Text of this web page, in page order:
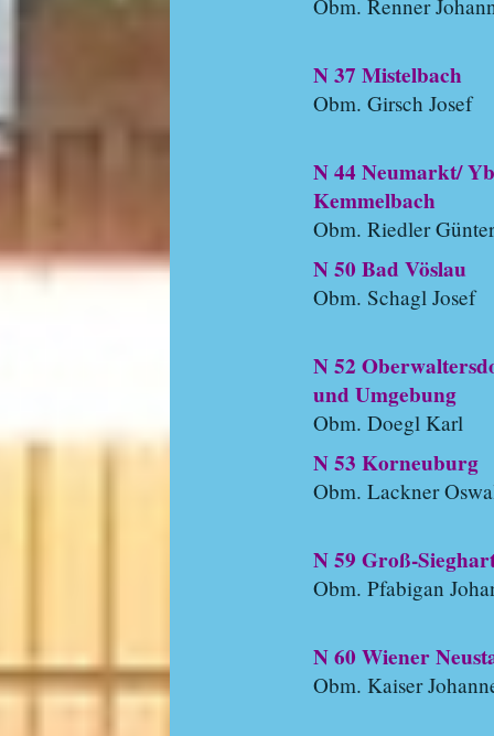
Obm. Renner
N 37 Mistelbach
Obm. Girsch Josef
N 44 Neumarkt/
Kemmelbach
Obm. Riedler
N 50 Bad Vöslau
Obm. Schagl Josef
N 52
und Umgebung
Obm. Doegl Karl
N 53 Korneuburg
Obm. Lackner
N 59 Groß-
Obm. Pfabigan
N 60 Wiener
Obm. Kaiser